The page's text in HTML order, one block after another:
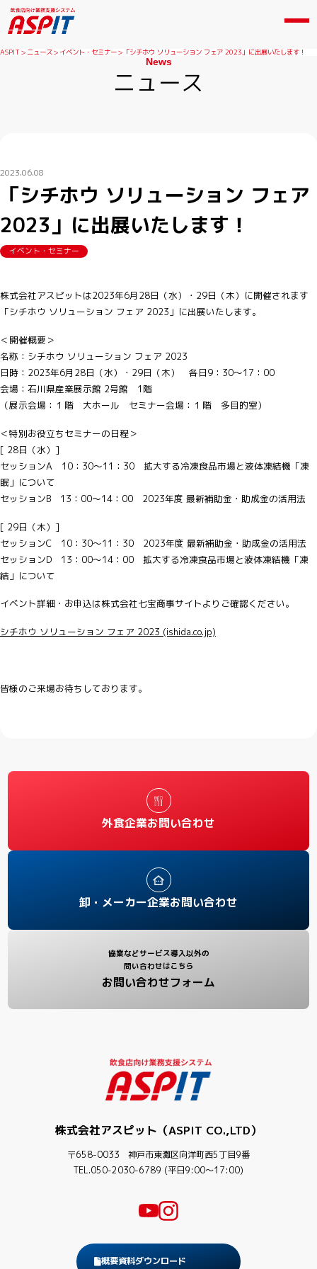
ASPIT ニュース イベント・セミナー 「シチホウ ソリューション フェア 2023」に出展いたします！
News
ニュース
2023.06.08
「シチホウ ソリューション フェア
2023」に出展いたします！
イベント・セミナー
株式会社アスピットは2023年6月28日（水）・29日（木）に開催されます
「シチホウ ソリューション フェア 2023」に出展いたします。
＜開催概要＞
名称：シチホウ ソリューション フェア 2023
日時：2023年6月28日（水）・29日（木） 各日9：30～17：00
会場：石川県産業展示館 2号館 1階
（展示会場：１階 大ホール セミナー会場：１階 多目的室）
＜特別お役立ちセミナーの日程＞
[ 28日（水）]
セッションA 10：30～11：30 拡大する冷凍食品市場と液体凍結機「凍
眠」について
セッションB 13：00～14：00 2023年度 最新補助金・助成金の活用法
[ 29日（木）]
セッションC 10：30～11：30 2023年度 最新補助金・助成金の活用法
セッションD 13：00～14：00 拡大する冷凍食品市場と液体凍結機「凍
結」について
イベント詳細・お申込は株式会社七宝商事サイトよりご確認ください。
シチホウ ソリューション フェア 2023 (ishida.co.jp)
皆様のご来場お待ちしております。
外食企業お問い合わせ
卸・メーカー企業お問い合わせ
協業などサービス導入以外の
問い合わせはこちら
お問い合わせフォーム
株式会社アスピット（ASPIT CO.,LTD）
〒658-0033 神戸市東灘区向洋町西5丁目9番
TEL.050-2030-6789 (平日9:00〜17:00)
概要資料ダウンロード